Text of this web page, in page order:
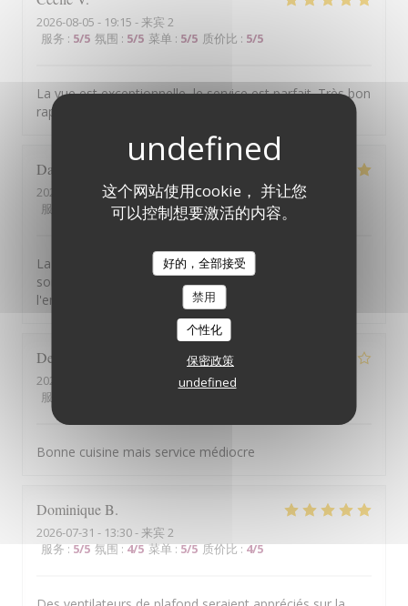
这个网站使用cookie， 并让您
可以控制想要激活的内容。
好的，全部接受
禁用
个性化
保密政策
undefined
2026-08-05 - 19:15 - 来宾 2
服务 : 5/5 氛围 : 5/5 菜单 : 5/5 质价比 : 5/5
La vue est exceptionnelle, le service est parfait. Très bon
rapport qualité prix !
David
2026-08-01
- 12:45 - 来宾 7
服务
氛围: 5/5 菜单:5/5 质价比:5/5
La vue de la terrasse est à couper le souffle. Les mets
sont excellents. Le service est à la hauteur de
l'ensemble.
Denis
2026-07-31
服务
Bonne cuisine mais service médiocre
DominiqueB
2026-07-31 - 13:30 - 来宾 2
服务 : 5/5 氛围:4/5 菜单:5/5 质价比:4/5